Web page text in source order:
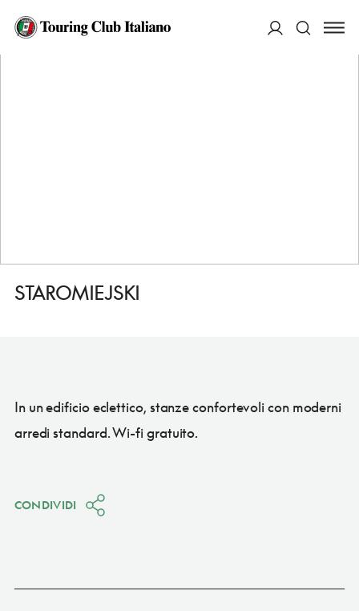
HOME
STAROMIEJSKI
In un edificio eclettico, stanze confortevoli con moderni
arredi standard. Wi-fi gratuito.
CONDIVIDI